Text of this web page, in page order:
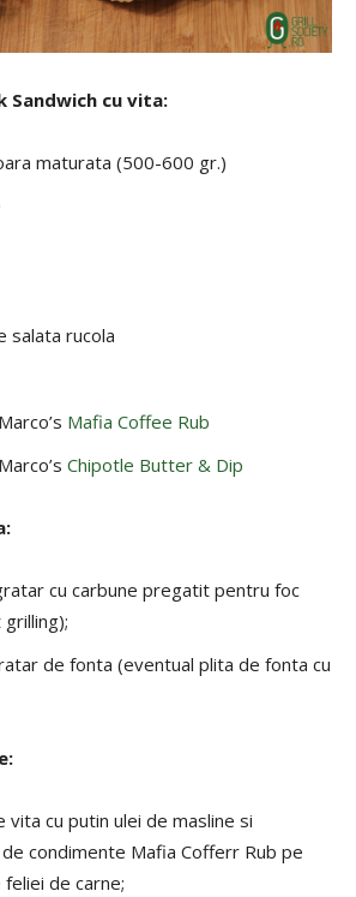
Sandwich cu vita:
maturata (500-600 gr.)
salata rucola
Mafia Coffee Rub
Chipotle Butter & Dip
cu carbune pregatit pentru foc
de fonta (eventual plita de fonta cu
vita cu putin ulei de masline si
condimente Mafia Cofferr Rub pe
de carne;